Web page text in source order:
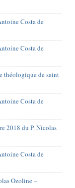
Costa de
Costa de
théologique de saint
Costa de
2018 du P. Nicolas
Costa de
Ozoline –